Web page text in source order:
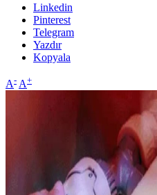
Linkedin
Pinterest
Telegram
Yazdır
Kopyala
A- A+